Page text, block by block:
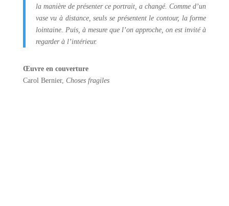
la manière de présenter ce portrait, a changé. Comme d’un
vase vu à distance, seuls se présentent le contour, la forme
lointaine. Puis, à mesure que l’on approche, on est invité à
regarder à l’intérieur.
Œuvre en couverture
Carol Bernier, Choses fragiles